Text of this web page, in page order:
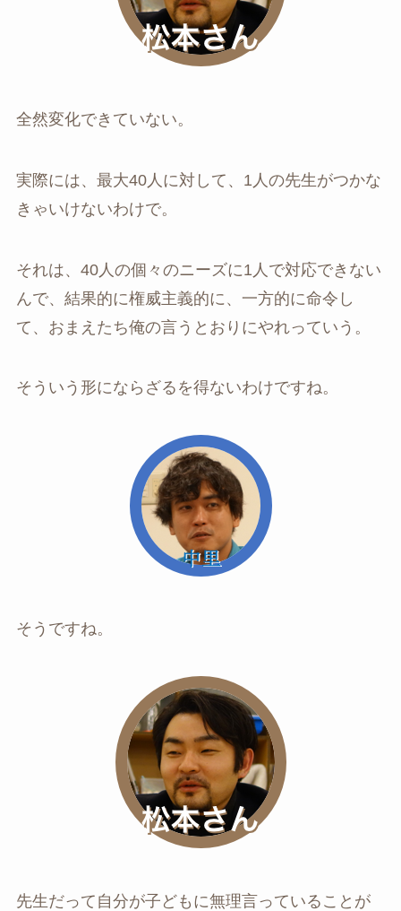
全然変化できていない。
実際には、最大40人に対して、1人の先生がつかな
きゃいけないわけで。
それは、40人の個々のニーズに1人で対応できない
んで、結果的に権威主義的に、一方的に命令し
て、おまえたち俺の言うとおりにやれっていう。
そういう形にならざるを得ないわけですね。
そうですね。
先生だって自分が子どもに無理言っていることが